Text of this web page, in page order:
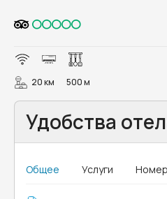
20 км 500 м
Удобства
Общее Услуги